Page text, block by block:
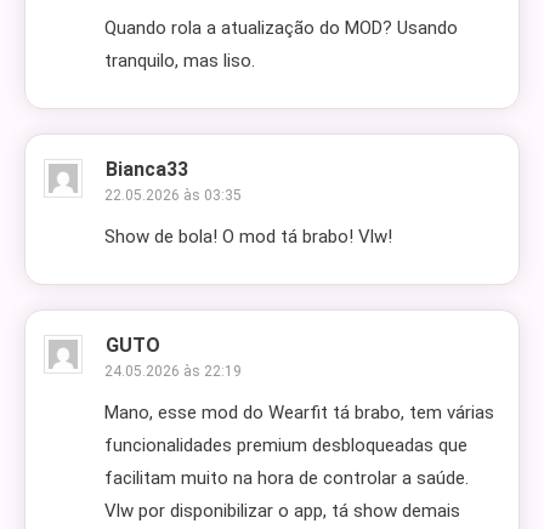
Quando rola a atualização do MOD? Usando
tranquilo, mas liso.
Bianca33
22.05.2026 às 03:35
Show de bola! O mod tá brabo! Vlw!
GUTO
24.05.2026 às 22:19
Mano, esse mod do Wearfit tá brabo, tem várias
funcionalidades premium desbloqueadas que
facilitam muito na hora de controlar a saúde.
Vlw por disponibilizar o app, tá show demais